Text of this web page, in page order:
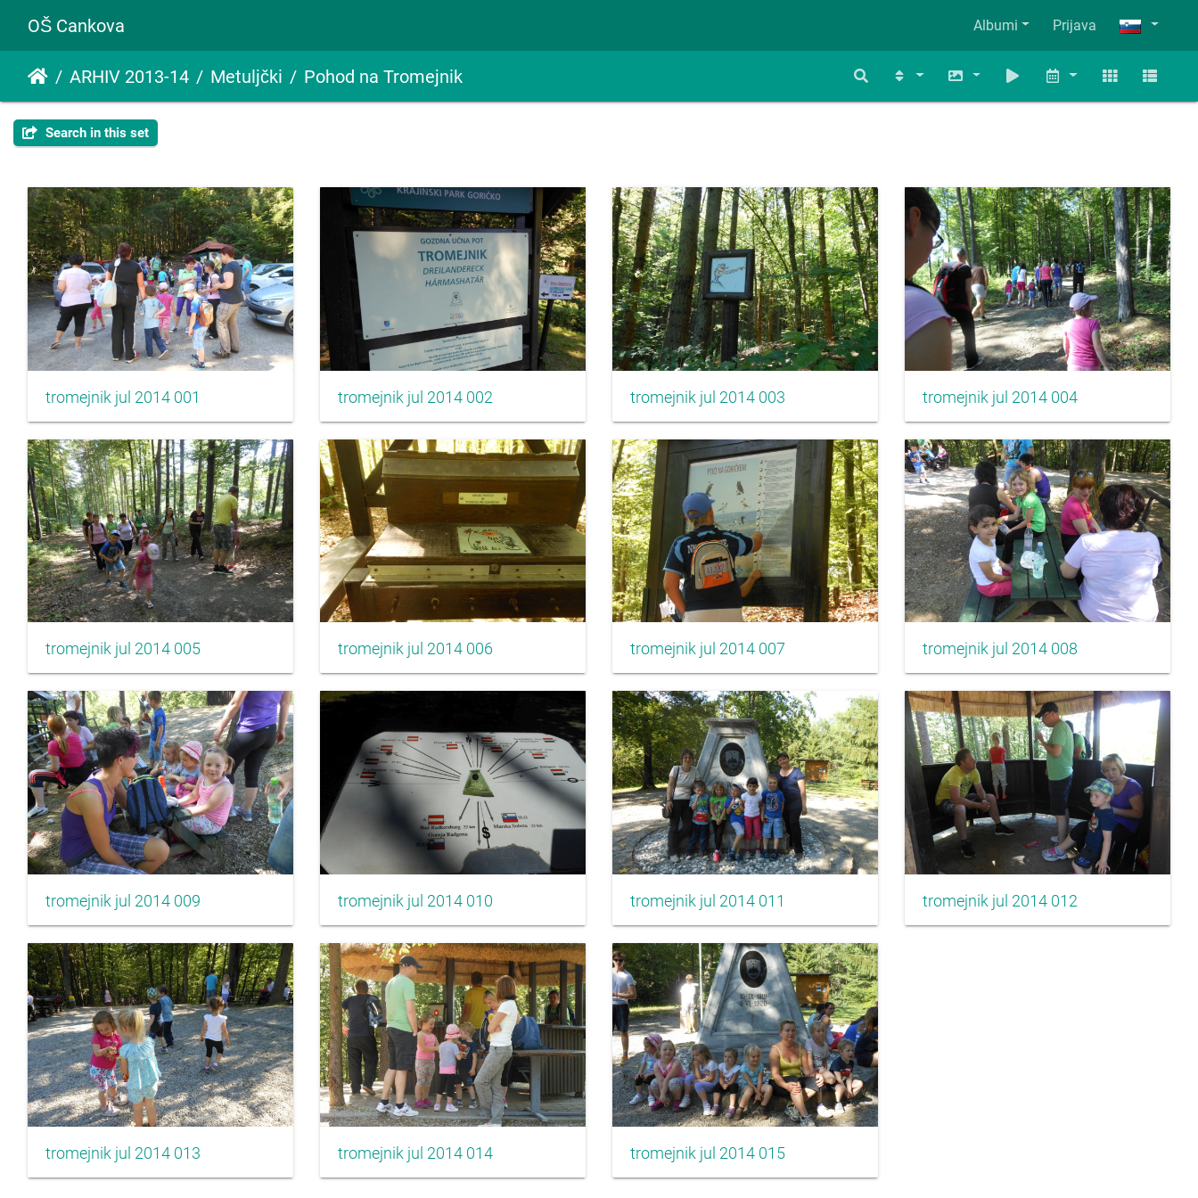
OŠ Cankova Albumi Prijava
ARHIV 2013-14 Metuljčki Pohod na Tromejnik
Search in this set
tromejnik jul 2014 001 tromejnik jul 2014 002 tromejnik jul 2014 003 tromejnik jul 2014 004
tromejnik jul 2014 005 tromejnik jul 2014 006 tromejnik jul 2014 007 tromejnik jul 2014 008
tromejnik jul 2014 009 tromejnik jul 2014 010 tromejnik jul 2014 011 tromejnik jul 2014 012
tromejnik jul 2014 013 tromejnik jul 2014 014 tromejnik jul 2014 015